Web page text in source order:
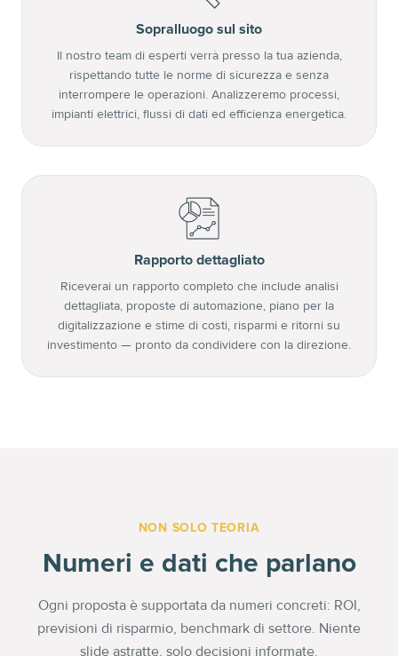
Sopralluogo sul sito
Il nostro team di esperti verrà presso la tua azienda,
rispettando tutte le norme di sicurezza e senza
interrompere le operazioni. Analizzeremo processi,
impianti elettrici, flussi di dati ed efficienza energetica.
Rapporto dettagliato
Riceverai un rapporto completo che include analisi
dettagliata, proposte di automazione, piano per la
digitalizzazione e stime di costi, risparmi e ritorni su
investimento — pronto da condividere con la direzione.
NON SOLO TEORIA
Numeri e dati che parlano
Ogni proposta è supportata da numeri concreti: ROI,
previsioni di risparmio, benchmark di settore. Niente
slide astratte, solo decisioni informate.